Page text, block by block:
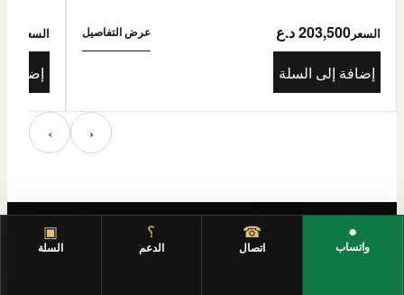
●
واتساب
☎
اتصال
؟
الدعم
▣
السلة
السعر 203,500 د.ع عرض التفاصيل
إضافة إلى السلة
السعر
إضافة
‹ ›